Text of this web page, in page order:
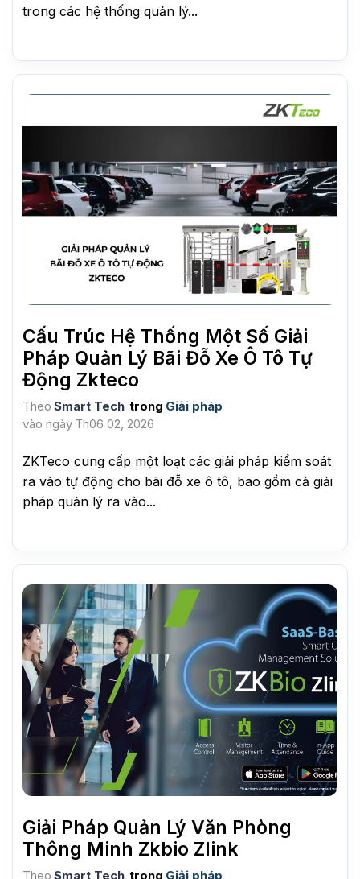
trong các hệ thống quản lý...
Cấu Trúc Hệ Thống Một Số Giải
Pháp Quản Lý Bãi Đỗ Xe Ô Tô Tự
Động Zkteco
Theo Smart Tech trong Giải pháp
vào ngày Th06 02, 2026
ZKTeco cung cấp một loạt các giải pháp kiểm soát
ra vào tự động cho bãi đỗ xe ô tô, bao gồm cả giải
pháp quản lý ra vào...
Giải Pháp Quản Lý Văn Phòng
Thông Minh Zkbio Zlink
Theo Smart Tech trong Giải pháp